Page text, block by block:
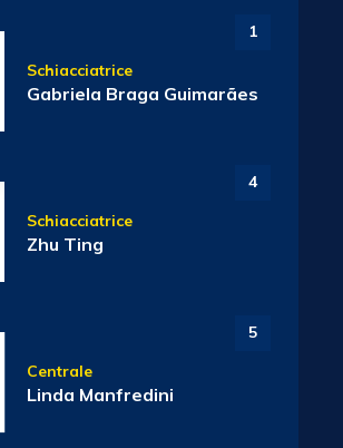
1
Schiacciatrice
Gabriela Braga Guimarães
4
Schiacciatrice
Zhu Ting
5
Centrale
Linda Manfredini